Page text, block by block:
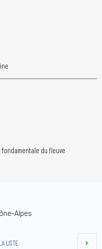
du fleuve
Alpes
LISTE